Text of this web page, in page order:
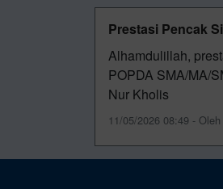
Prestasi Pencak
Alhamdulillah,
POPDA SMA/MA/
Nur Kholis
11/05/2026 08:49 -